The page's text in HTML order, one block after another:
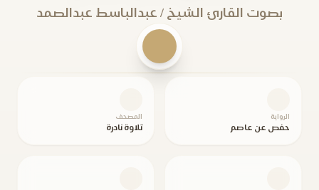
بصوت القارئ الشيخ / عبدالباسط عبدالصمد
الرواية
حفص عن عاصم
المصحف
تلاوة نادرة